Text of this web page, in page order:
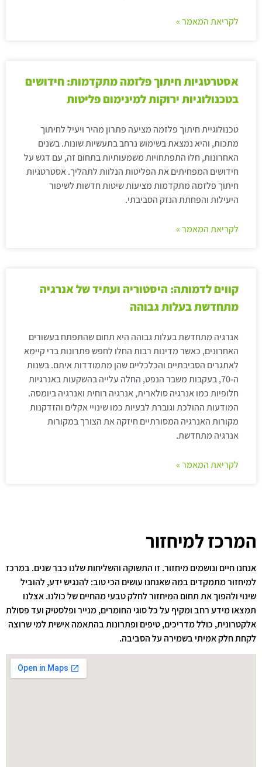
לקריאת המאמר »
אסטרטגיות חיתוך פלזמה מתקדמות: חידושים
בטכנולוגיות ירוקות למינימום פליטות
טכנולוגיית חיתוך פלזמה מציעה פתרון מהיר ויעיל לחיתוך
מתכות, והיא נמצאת בשימוש נרחב בתעשיות שונות. בשנים
האחרונות, חלו התפתחויות משמעותיות בתחום זה, עם דגש על
חידושים המפחיתים את הפליטות הנלוות לתהליך. אסטרטגיות
חיתוך פלזמה מתקדמות מציעות שיטות חדשות לשיפור
היעילות והפחתת הנזק הסביבתי.
לקריאת המאמר »
קווים לדמותה: היסטוריה ועתיד של אנרגיה
מתחדשת בעלות גבוהה
אנרגיה מתחדשת בעלות גבוהה היא תחום שהתפתח בעשורים
האחרונים, כאשר מדינות רבות החלו לחפש פתרונות ברי קיימא
לאתגרים הסביבתיים והכלכליים שהן מתמודדות איתם. בשנות
ה-70, בעקבות משבר הנפט, החלה עלייה בהשקעות באנרגיות
חלופיות כמו אנרגיה סולארית, אנרגיה רוחית ואנרגיה ביומסה.
המודעות ההולכת וגוברת לבעיות כמו שינויי אקלים והזדקנות
מקורות האנרגיה המסורתיים חיזקה את הצורך במקורות
אנרגיה מתחדשת.
לקריאת המאמר »
המרכז למיחזור
אנחנו חיים ונושמים מיחזור. זו התשוקה והשליחות שלנו כבר שנים. במרכז
למיחזור מתמקדים במה שאנחנו עושים הכי טוב: להנגיש ידע, להוביל
שינוי ולהפוך את תחום המיחזור לחלק טבעי מהחיים של כולנו. אצלנו
תמצאו מידע רחב ומקיף על כל סוגי החומרים, מנייר ופלסטיק ועד פסולת
אלקטרונית, כולל מדריכים, טיפים ופתרונות בהתאמה אישית למי שרוצה
לקחת חלק אמיתי בשמירה על הסביבה.